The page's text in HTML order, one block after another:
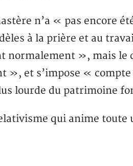
n’a « pas encore
à la prière et au
normalement », mais
», et s’impose «
lourde du patrimoine
qui anime toute